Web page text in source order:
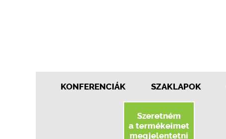
KONFERENCIÁK SZAKLAPOK
Szeretném
a termékeimet
megjelentetni